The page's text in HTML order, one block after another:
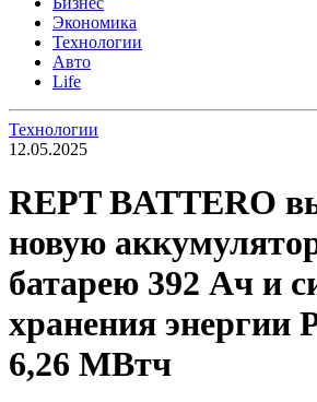
Экономика
Технологии
Авто
Life
Технологии
12.05.2025
REPT BATTERO
новую
батарею 392 Ач и
хранения энергии
6,26 МВтч